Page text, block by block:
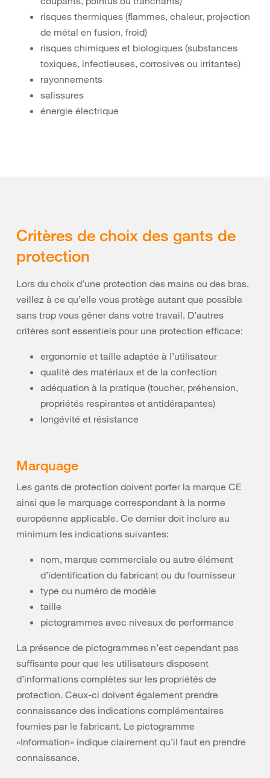
risques thermiques (flammes, chaleur, projection
de métal en fusion, froid)
risques chimiques et biologiques (substances
toxiques, infectieuses, corrosives ou irritantes)
rayonnements
salissures
énergie électrique
Critères de choix des gants de
protection
Lors du choix d’une protection des mains ou des bras,
veillez à ce qu’elle vous protège autant que possible
sans trop vous gêner dans votre travail. D’autres
critères sont essentiels pour une protection efficace:
ergonomie et taille adaptée à l’utilisateur
qualité des matériaux et de la confection
adéquation à la pratique (toucher, préhension,
propriétés respirantes et antidérapantes)
longévité et résistance
Marquage
Les gants de protection doivent porter la marque CE
ainsi que le marquage correspondant à la norme
européenne applicable. Ce dernier doit inclure au
minimum les indications suivantes:
nom, marque commerciale ou autre élément
d’identification du fabricant ou du fournisseur
type ou numéro de modèle
taille
pictogrammes avec niveaux de performance
La présence de pictogrammes n’est cependant pas
suffisante pour que les utilisateurs disposent
d’informations complètes sur les propriétés de
protection. Ceux-ci doivent également prendre
connaissance des indications complémentaires
fournies par le fabricant. Le pictogramme
«Information» indique clairement qu’il faut en prendre
connaissance.